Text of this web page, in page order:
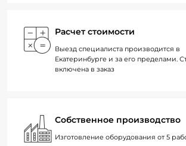
Расчет стоимости
Выезд специалиста производится в
Екатеринбурге и за его пределами.
включена в заказ
Собственное производство
Изготовление оборудования от 5